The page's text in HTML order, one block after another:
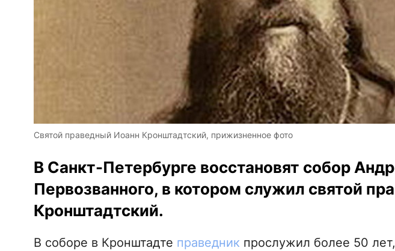
Святой праведный Иоанн Кронштадтский, прижизненное фото
В Санкт-Петербурге восстановят собор
Первозванного, в котором служил святой
Кронштадтский.
В соборе в Кронштадте праведник прослужил более 50